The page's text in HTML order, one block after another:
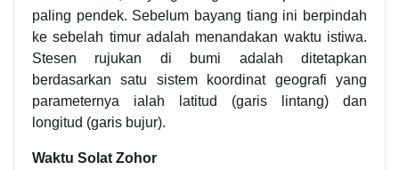
paling pendek. Sebelum bayang tiang ini berpindah
ke sebelah timur adalah menandakan waktu istiwa.
Stesen rujukan di bumi adalah ditetapkan
berdasarkan satu sistem koordinat geografi yang
parameternya ialah latitud (garis lintang) dan
longitud (garis bujur).
Waktu Solat Zohor